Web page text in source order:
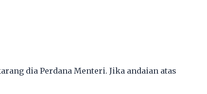
dia Perdana Menteri. Jika andaian atas